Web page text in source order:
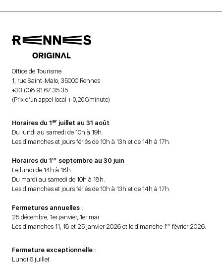
Office de Tourisme
1, rue Saint-Malo, 35000 Rennes
+33 (0)8 91 67 35 35
(Prix d’un appel local + 0,20€/minute)
Horaires du 1er juillet au 31 août
Du lundi au samedi de 10h à 19h.
Les dimanches et jours fériés de 10h à 13h et de 14h à 17h.
Horaires du 1er septembre au 30 juin
Le lundi de 14h à 18h.
Du mardi au samedi de 10h à 18h.
Les dimanches et jours fériés de 10h à 13h et de 14h à 17h.
Fermetures annuelles :
25 décembre, 1er janvier, 1er mai
Les dimanches 11, 18 et 25 janvier 2026 et le dimanche 1er février 2026.
Fermeture exceptionnelle :
Lundi 6 juillet